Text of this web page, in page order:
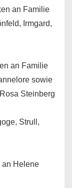
an Familie
Irmgard,
an Familie
sowie
Steinberg
Strull,
an Helene